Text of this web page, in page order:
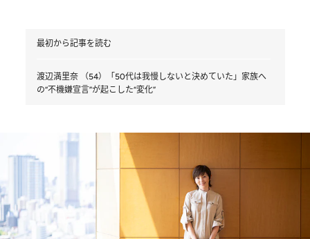
最初から記事を読む
渡辺満里奈 （54）「50代は我慢しないと決めていた」家族へ
の“不機嫌宣言”が起こした“変化”